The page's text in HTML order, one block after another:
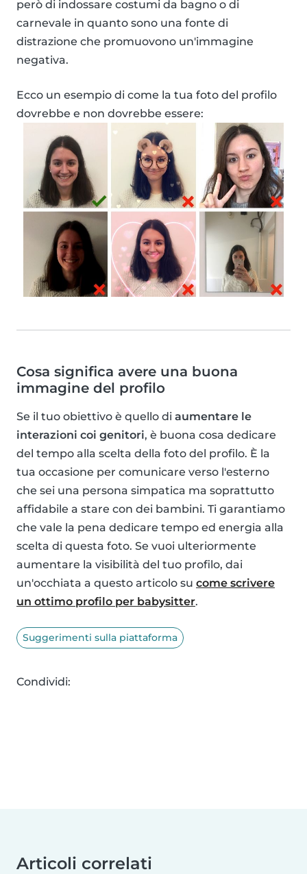
però di indossare costumi da bagno o di
carnevale in quanto sono una fonte di
distrazione che promuovono un'immagine
negativa.
Ecco un esempio di come la tua foto del profilo
dovrebbe e non dovrebbe essere:
Cosa significa avere una buona
immagine del profilo
Se il tuo obiettivo è quello di aumentare le
interazioni coi genitori, è buona cosa dedicare
del tempo alla scelta della foto del profilo. È la
tua occasione per comunicare verso l'esterno
che sei una persona simpatica ma soprattutto
affidabile a stare con dei bambini. Ti garantiamo
che vale la pena dedicare tempo ed energia alla
scelta di questa foto. Se vuoi ulteriormente
aumentare la visibilità del tuo profilo, dai
un'occhiata a questo articolo su come scrivere
un ottimo profilo per babysitter.
Suggerimenti sulla piattaforma
Condividi:
Articoli correlati